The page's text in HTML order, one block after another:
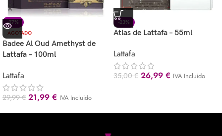
-27%
AGOTADO
Badee Al Oud Amethyst de
Lattafa – 100ml
Lattafa
29,99€ 21,99 € IVA Incluido
-23%
Atlas de Lattafa – 55ml
Lattafa
35,00€ 26,99 € IVA Incluido